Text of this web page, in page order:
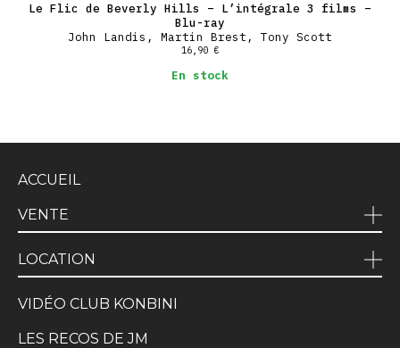
Le Flic de Beverly Hills – L’intégrale 3 films –
Blu-ray
John Landis, Martin Brest, Tony Scott
16,90 €
En stock
ACCUEIL
VENTE
LOCATION
VIDÉO CLUB KONBINI
LES RECOS DE JM